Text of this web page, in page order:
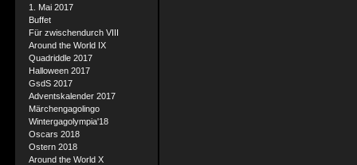
1. Mai 2017
Buffet
Für zwischendurch VIII
Around the World IX
Quadriddle 2017
Halloween 2017
GsdS 2017
Adventskalender 2017
Märchengagolingo
Wintergagolympia'18
Oscars 2018
Ostern 2018
Around the World X